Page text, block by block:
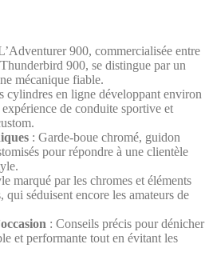
900, commercialisée entre
900, se distingue par un
mécanique fiable.
cylindres en ligne développant environ
de conduite sportive et
: Garde-boue chromé, guidon
pour répondre à une clientèle
marqué par les chromes et éléments
qui séduisent encore les amateurs de
: Conseils précis pour dénicher
et performante tout en évitant les